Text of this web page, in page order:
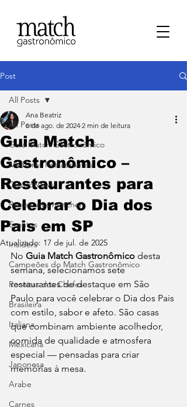
Post
All Posts
⁠Guia Match Gastronômico
Melhores Restaurantes
⁠GastroNews
Review dos matchers
Eventos
⁠Insiders
Campeões do Match Gastronômico
Receitas dos Chefes
Brasileira
Italiana
Mexicana
Japonesa
Arabe
Carnes
All Posts
Guia Match
Gastronômico –
Restaurantes para
Celebrar o Dia dos
Pais em SP
Ana Beatriz
6 de ago. de 2024 2 min de leitura
Atualizado: 17 de jul. de 2025
No Guia Match Gastronômico desta
semana, selecionamos sete
restaurantes de destaque em São
Paulo para você celebrar o Dia dos Pais
com estilo, sabor e afeto. São casas
que combinam ambiente acolhedor,
comida de qualidade e atmosfera
especial — pensadas para criar
memórias à mesa.